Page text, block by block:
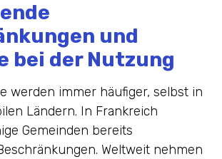
und
bei der Nutzung
werden immer häufiger, selbst in
Ländern. In Frankreich
Gemeinden bereits
Weltweit nehmen